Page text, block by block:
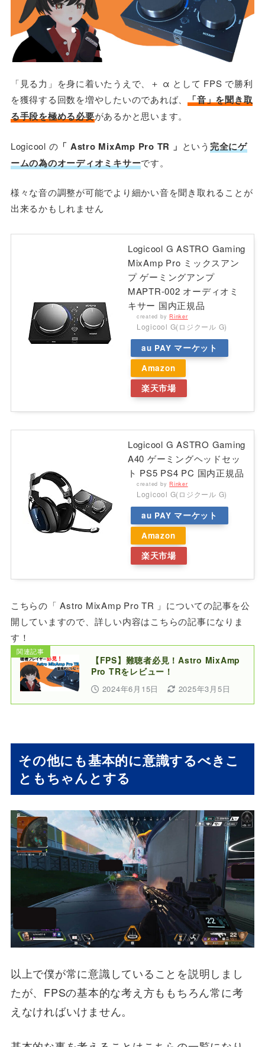
「見る力」を身に着いたうえで、＋ α として FPS で勝利
を獲得する回数を増やしたいのであれば、「音」を聞き取
る手段を極める必要があるかと思います。
Logicool の 「 Astro MixAmp Pro TR 」 という 完全にゲ
ームの為のオーディオミキサーです。
様々な音の調整が可能でより細かい音を聞き取れることが
出来るかもしれません
Logicool G ASTRO Gaming
MixAmp Pro ミックスアン
プ ゲーミングアンプ
MAPTR-002 オーディオミ
キサー 国内正規品
created byRinker
Logicool G(ロジクール G)
au PAY マーケット
Amazon
楽天市場
Logicool G ASTRO Gaming
A40 ゲーミングヘッドセッ
ト PS5 PS4 PC 国内正規品
created byRinker
Logicool G(ロジクール G)
au PAY マーケット
Amazon
楽天市場
こちらの「 Astro MixAmp Pro TR 」についての記事を公
開していますので、詳しい内容はこちらの記事になりま
す！
関連記事
【FPS】難聴者必見！Astro MixAmp
Pro TRをレビュー！
2024年6月15日 2025年3月5日
その他にも基本的に意識するべきこ
ともちゃんとする
以上で僕が常に意識していることを説明しまし
たが、FPSの基本的な考え方ももちろん常に考
えなければいけません。